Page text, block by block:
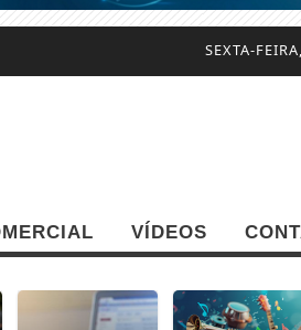
SEXTA-
VÍDEOS